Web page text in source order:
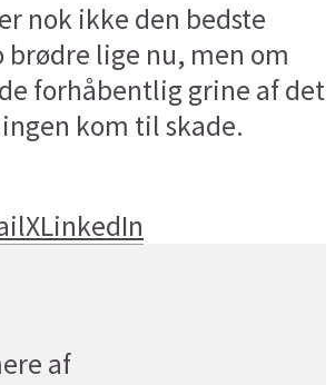
nok ikke den bedste
lige nu, men om
forhåbentlig grine af det
kom til skade.
XLinkedIn
af